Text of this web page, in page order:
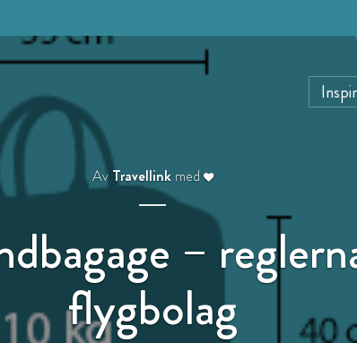
Av Travellinkmed
–
flygbolag